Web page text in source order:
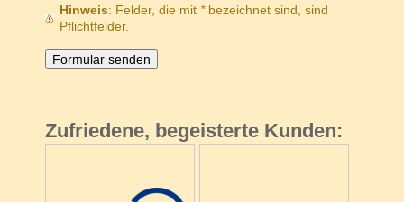
Hinweis : Felder, die mit *bezeichnet sind, sind
Pflichtfelder.
Zufriedene, begeisterte Kunden: